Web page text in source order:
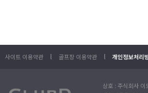
사이트 이용약관 l 골프장 이용약관 l 개인정보처리
상호 : 주식회사